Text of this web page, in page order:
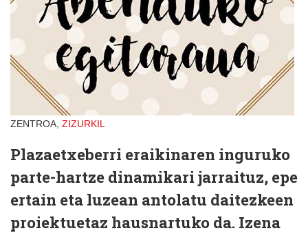
ZENTROA, ZIZURKIL
Plazaetxeberri eraikinaren inguruko
parte-hartze dinamikari jarraituz, epe
ertain eta luzean antolatu daitezkeen
proiektuetaz hausnartuko da. Izena